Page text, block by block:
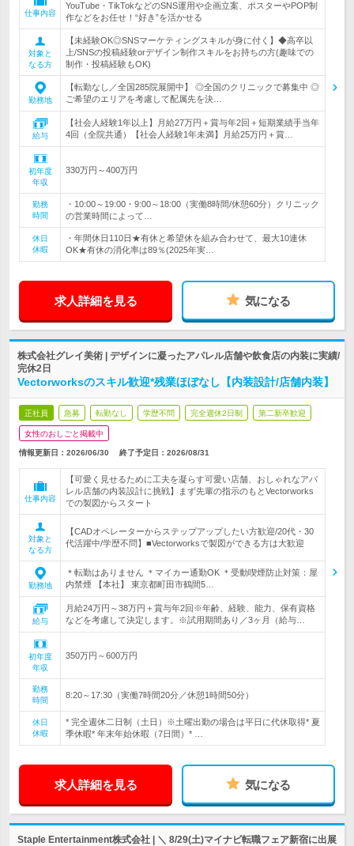
仕事内容
YouTube・TikTokなどのSNS運用や企画立案、ポスターやPOP制
作などをお任せ！“好き”を活かせる
対象と
なる方
【未経験OK◎SNSマーケティングスキルが身に付く】◆高卒以
上/SNSの投稿経験orデザイン制作スキルをお持ちの方(趣味での
制作・投稿経験もOK)
勤務地
【転勤なし／全国285院展開中】 ◎全国のクリニックで募集中 ◎
ご希望のエリアを考慮して配属先を決…
給与
【社会人経験1年以上】月給27万円＋賞与年2回＋短期業績手当年
4回（全院共通）【社会人経験1年未満】月給25万円＋賞…
初年度
年収
330万円～400万円
勤務
時間
・10:00～19:00・9:00～18:00（実働8時間/休憩60分）クリニック
の営業時間によって…
休日
休暇
・年間休日110日★有休と希望休を組み合わせて、最大10連休
OK★有休の消化率は89％(2025年実…
求人詳細を見る 気になる
株式会社グレイ美術 | デザインに凝ったアパレル店舗や飲食店の内装に実績/
完休2日
Vectorworksのスキル歓迎*残業ほぼなし【内装設計/店舗内装】
正社員 急募 転勤なし 学歴不問 完全週休2日制 第二新卒歓迎
女性のおしごと掲載中
情報更新日：2026/06/30 終了予定日： 2026/08/31
仕事内容
【可愛く見せるために工夫を凝らす可愛い店舗、おしゃれなアパ
レル店舗の内装設計に挑戦】まず先輩の指示のもとVectorworks
での製図からスタート
対象と
なる方
【CADオペレーターからステップアップしたい方歓迎/20代・30
代活躍中/学歴不問】■Vectorworksで製図ができる方は大歓迎
勤務地
＊転勤はありません ＊マイカー通勤OK ＊受動喫煙防止対策：屋
内禁煙 【本社】 東京都町田市鶴間5…
給与
月給24万円～38万円＋賞与年2回※年齢、経験、能力、保有資格
などを考慮して決定します。※試用期間あり／3ヶ月（給与…
初年度
年収
350万円～600万円
勤務
時間
8:20～17:30（実働7時間20分／休憩1時間50分）
休日
休暇
* 完全週休二日制（土日）※土曜出勤の場合は平日に代休取得* 夏
季休暇* 年末年始休暇（7日間）* …
求人詳細を見る 気になる
Staple Entertainment株式会社 | ＼ 8/29(土)マイナビ転職フェア新宿に出展